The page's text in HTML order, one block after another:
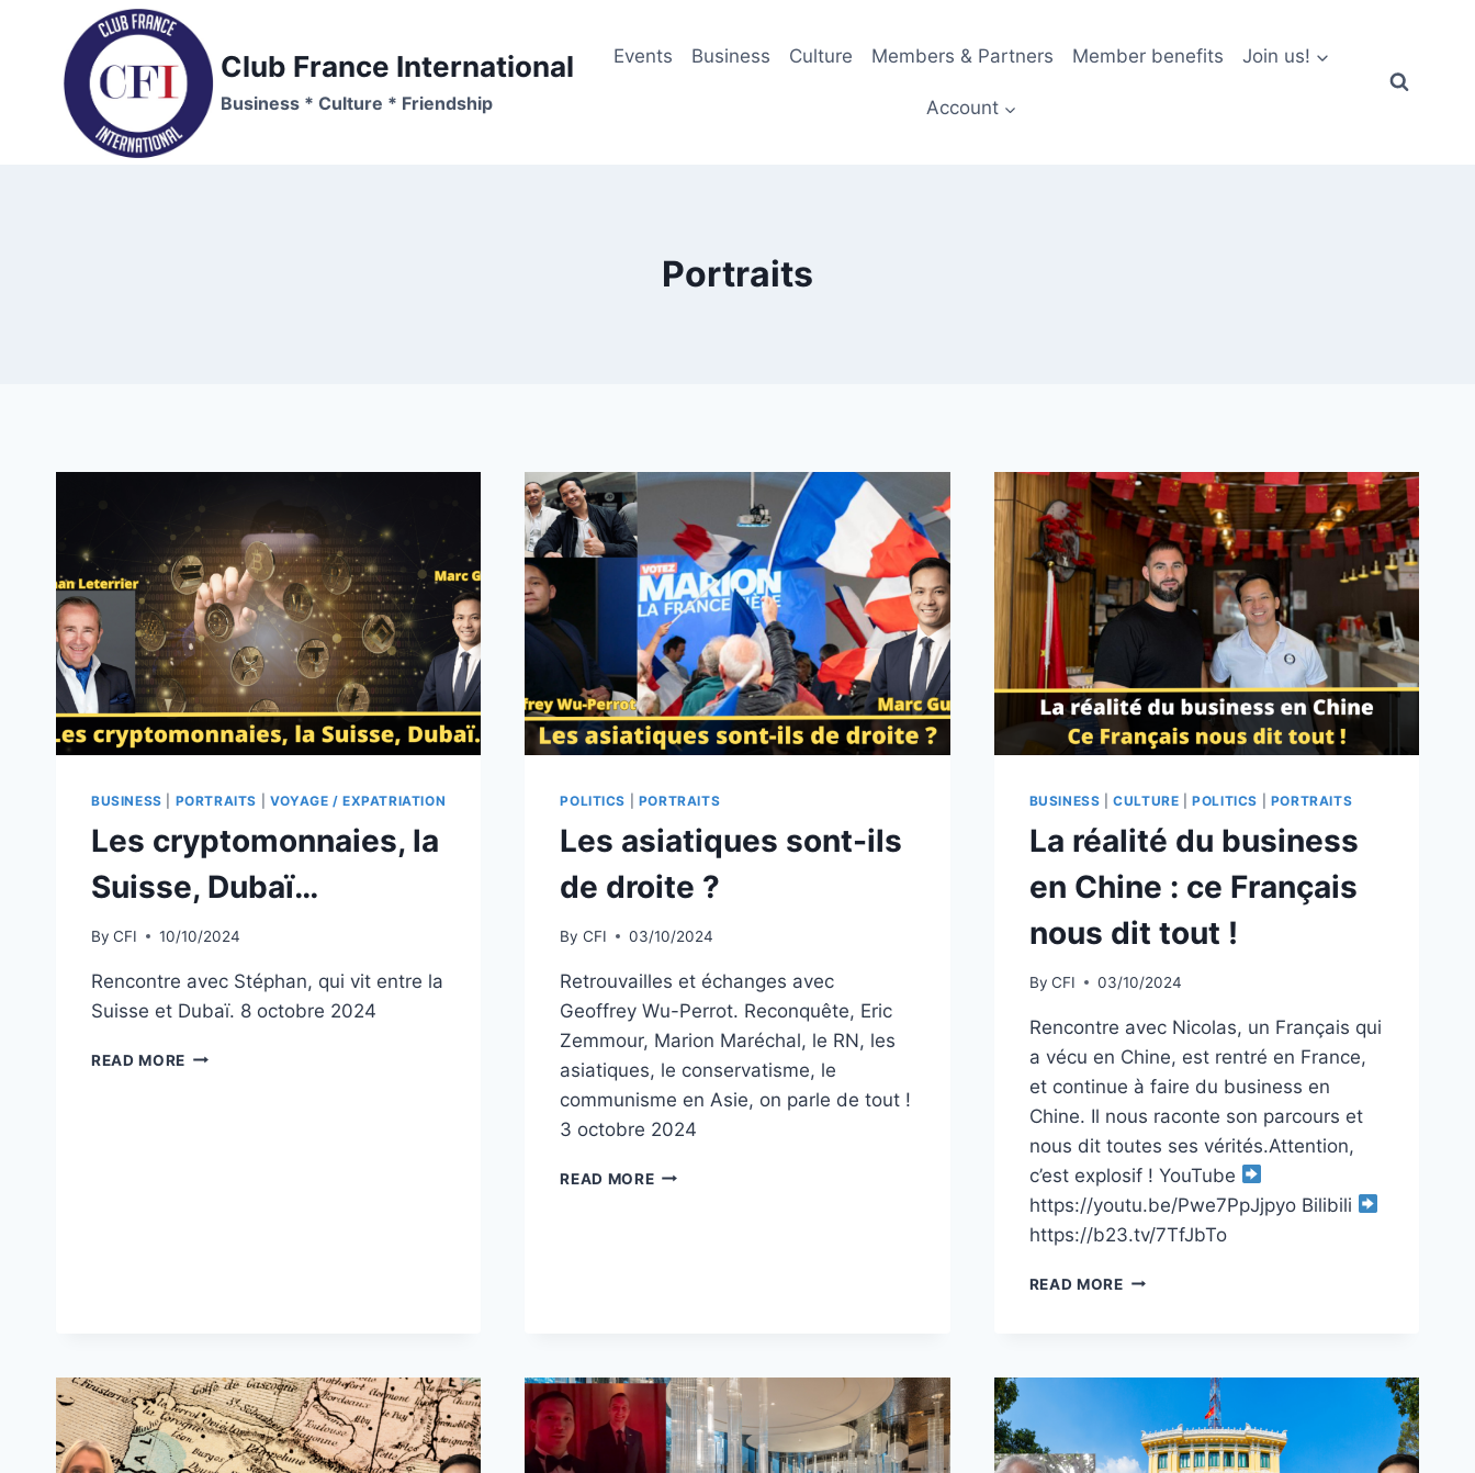
content
Club France International
Business * Culture * Friendship
Events Business Culture Members & Partners Member benefits Join us!
Account
Portraits
BUSINESS PORTRAITS VOYAGE / EXPATRIATION
Les cryptomonnaies, la
Suisse, Dubaï…
By CFI 10/10/2024
Rencontre avec Stéphan, qui vit entre la
Suisse et Dubaï. 8 octobre 2024
READ MORE LES
POLITICS PORTRAITS
Les asiatiques sont-ils
de droite ?
By CFI 03/10/2024
Retrouvailles et échanges avec
Geoffrey Wu-Perrot. Reconquête, Eric
Zemmour, Marion Maréchal, le RN, les
asiatiques, le conservatisme, le
communisme en Asie, on parle de tout !
3 octobre 2024
READ MORELES
BUSINESS |CULTURE |POLITICS PORTRAITS
La réalité du business
en Chine : ce Français
nous dit tout !
By CFI 03/10/2024
Rencontre avec Nicolas, un Français qui
a vécu en Chine, est rentré en France,
et continue à faire du business en
Chine. Il nous raconte son parcours et
nous dit toutes ses vérités.Attention,
c’est explosif ! YouTube
https://youtu.be/Pwe7PpJjpyo Bilibili
https://b23.tv/7TfJbTo
READ MORELA
CE
FRANÇAIS